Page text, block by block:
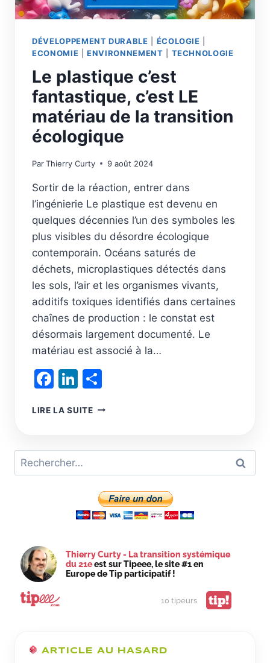
DÉVELOPPEMENT DURABLE ÉCOLOGIE
ECONOMIE |ENVIRONNEMENT TECHNOLOGIE
Le plastique c’est
fantastique, c’est LE
matériau de la transition
écologique
ParThierry Curty 9 août 2024
Sortir de la réaction, entrer dans
l’ingénierie Le plastique est devenu en
quelques décennies l’un des symboles les
plus visibles du désordre écologique
contemporain. Océans saturés de
déchets, microplastiques détectés dans
les sols, l’air et les organismes vivants,
additifs toxiques identifiés dans certaines
chaînes de production : le constat est
désormais largement documenté. Le
matériau est associé à la…
Facebook
LinkedIn
LIRE LA SUITELE
DE
LA
TRANSITION
Rechercher :
Thierry Curty - La transition systémique
du 21eest sur Tipeee, le site #1 en
Europe de Tip participatif !
10 tipeurs tip!
ARTICLE AU HASARD